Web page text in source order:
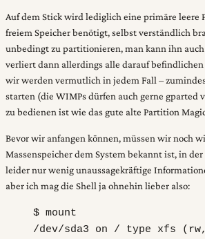
Auf dem Stick wird lediglich eine primäre leere
freiem Speicher benötigt, selbst verständlich
unbedingt zu partitionieren, man kann ihn
verliert dann allerdings alle darauf
wir werden vermutlich in jedem Fall –
starten (die WIMPs dürfen auch gerne gparted
zu bedienen ist wie das gute alte Partition
Bevor wir anfangen können, müssen wir noch
Massenspeicher dem System bekannt ist, in
leider nur wenig unaussagekräftige
aber ich mag die Shell ja ohnehin lieber also:
$ mount
/dev/sda3 on / type xfs